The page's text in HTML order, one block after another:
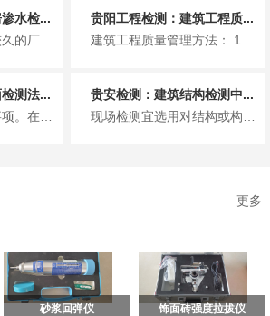
水检...
一些使用时间比较久的厂房容易出现漏水情况，尤其是钢结构多采用彩钢板，这种材料耐腐性较差，长期受风雨雪侵袭，容易生锈，在...
贵阳工程检测：建筑工程质...
建筑工程质量管理方法： 1、工程建设阶段的施工质量管理 这个过程中的质量管理包括：1）工序质量控制；2）质量...
测法...
路面检测法和注意事项。在高速公路路面检测中，主要采用的无损检测技术包括图像技术、频谱分析技术、超声波无损检测技术和激光检...
贵安检测：建筑结构检测中...
现场检测宜选用对结构或构件无损伤的检测方法。当选用局部破损的取样检测方法或原位检测方法时，宜选择结构构件受力较小的部位，...
更多
砂浆回弹仪 饰面砖强度拉拔仪